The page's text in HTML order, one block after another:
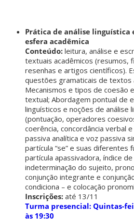
Prática de análise linguística
esfera acadêmica
Conteúdo:leitura, análise e
textuais acadêmicos (resumos,
resenhas e artigos científicos).
questões gramaticais de textos
Mecanismos e tipos de coesão
textual; Abordagem pontual de
linguísticos e noções de análise
(pontuação, operadores
coerência, concordância verbal
passiva analítica e voz passiva
partícula “se” e suas diferentes
partícula apassivadora, índice de
indeterminação do sujeito,
conjunção integrante e
condiciona – e colocação
Inscrições: até 13/11
Turma presencial: Quintas-
às 19:30